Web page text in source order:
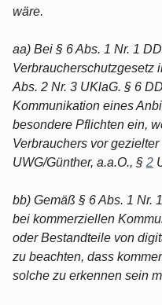
wäre.
aa) Bei § 6 Abs. 1 Nr. 1
Verbraucherschutzgesetz
Abs. 2 Nr. 3 UKlaG. § 6
Kommunikation eines
besondere Pflichten ein,
Verbrauchers vor
UWG/Günther, a.a.O., § 2
bb) Gemäß § 6 Abs. 1 Nr.
bei kommerziellen
oder Bestandteile von
zu beachten, dass
solche zu erkennen sein